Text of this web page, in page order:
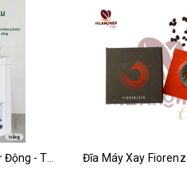
Đĩa Máy Xay Fiorenzato Chính Hãng